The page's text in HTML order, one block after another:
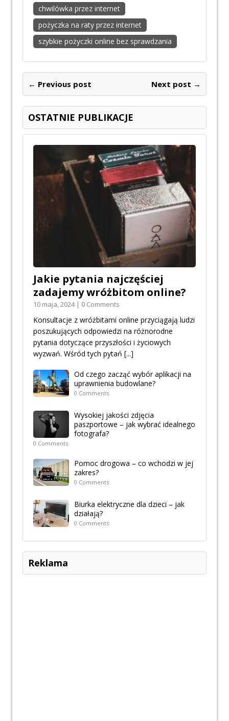
chwilówka przez internet
pożyczka na raty przez internet
szybkie pożyczki online bez sprawdzania
← Previous post Next post →
OSTATNIE PUBLIKACJE
Jakie pytania najczęściej
zadajemy wróżbitom online?
10 maja, 2024 | 0 Comments
Konsultacje z wróżbitami online przyciągają ludzi
poszukujących odpowiedzi na różnorodne
pytania dotyczące przyszłości i życiowych
wyzwań. Wśród tych pytań [...]
Od czego zacząć wybór aplikacji na
uprawnienia budowlane?
0 Comments
Wysokiej jakości zdjęcia
paszportowe – jak wybrać idealnego
fotografa?
0 Comments
Pomoc drogowa – co wchodzi w jej
zakres?
0 Comments
Biurka elektryczne dla dzieci – jak
działają?
0 Comments
Reklama